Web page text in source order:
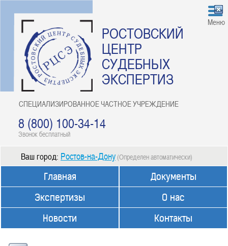
РОСТОВСКИЙ
ЦЕНТР
СУДЕБНЫХ
ЭКСПЕРТИЗ
СПЕЦИАЛИЗИРОВАННОЕ ЧАСТНОЕ УЧРЕЖДЕНИЕ
8 (800) 100-34-14
Звонок бесплатный
Меню
Ваш город: Ростов-на-Дону (Определен автоматически)
Главная
Экспертизы
Новости
Документы
О нас
Контакты